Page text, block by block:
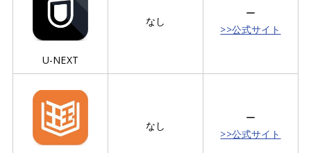
U-NEXT
なし
ー
>>公式サイト
なし
ー
>>公式サイト